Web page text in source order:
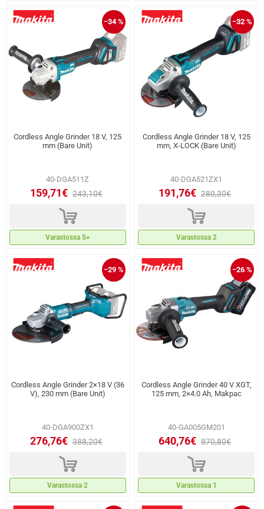
−34 %
Cordless Angle Grinder 18 V, 125
mm (Bare Unit)
40-DGA511Z
159,71€ 243,10€
d
Varastossa 5+
−32 %
Cordless Angle Grinder 18 V, 125
mm, X‑LOCK (Bare Unit)
40-DGA521ZX1
191,76€ 280,30€
d
Varastossa 2
−29 %
Cordless Angle Grinder 2×18 V (36
V), 230 mm (Bare Unit)
40-DGA900ZX1
276,76€ 388,20€
d
Varastossa 2
−26 %
Cordless Angle Grinder 40 V XGT,
125 mm, 2×4.0 Ah, Makpac
40-GA005GM201
640,76€ 870,80€
d
Varastossa 1